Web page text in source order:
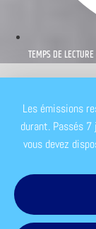
TEMPS DE
Les émissions
durant. Passés
vous devez